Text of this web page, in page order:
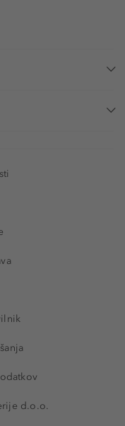
d.o.o.